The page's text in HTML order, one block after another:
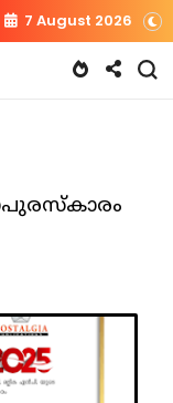
7 August 2026